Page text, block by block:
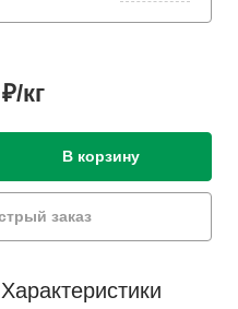
кг
В корзину
заказ
Характеристики